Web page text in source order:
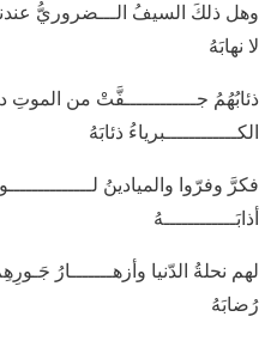
وهل ذلكَ السيفُ الـــضروريُّ عندنا
لا نهابَهُ
ذئابُهُمُ جــــــــــــفَّتْ من
الكــــــــــــبرياءُ ذئابَهُ
فكرَّ وفرّوا والميادينُ
أذابَــــــــــــهُ
لهم نحلةُ الدّنيا وأزهـــــــارُ
رُضابَهُ